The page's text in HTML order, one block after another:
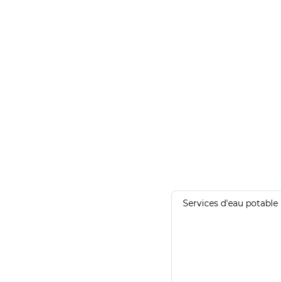
Services d'eau potable